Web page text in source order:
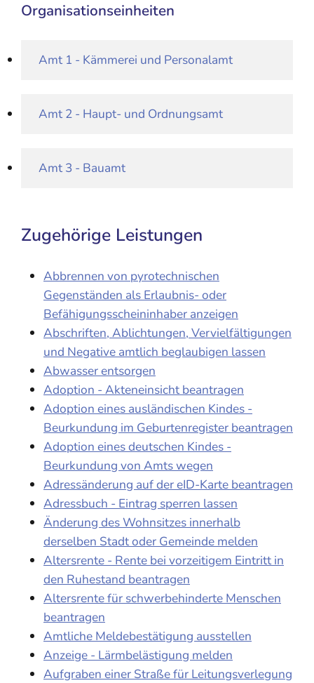
Organisationseinheiten
Amt 1 - Kämmerei und Personalamt
Amt 2 - Haupt- und Ordnungsamt
Amt 3 - Bauamt
Zugehörige Leistungen
Abbrennen von pyrotechnischen
Gegenständen als Erlaubnis- oder
Befähigungsscheininhaber anzeigen
Abschriften, Ablichtungen, Vervielfältigungen
und Negative amtlich beglaubigen lassen
Abwasser entsorgen
Adoption - Akteneinsicht beantragen
Adoption eines ausländischen Kindes -
Beurkundung im Geburtenregister beantragen
Adoption eines deutschen Kindes -
Beurkundung von Amts wegen
Adressänderung auf der eID-Karte beantragen
Adressbuch - Eintrag sperren lassen
Änderung des Wohnsitzes innerhalb
derselben Stadt oder Gemeinde melden
Altersrente - Rente bei vorzeitigem Eintritt in
den Ruhestand beantragen
Altersrente für schwerbehinderte Menschen
beantragen
Amtliche Meldebestätigung ausstellen
Anzeige - Lärmbelästigung melden
Aufgraben einer Straße für Leitungsverlegung